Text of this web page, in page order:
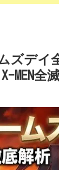
ズデイ
MEN全